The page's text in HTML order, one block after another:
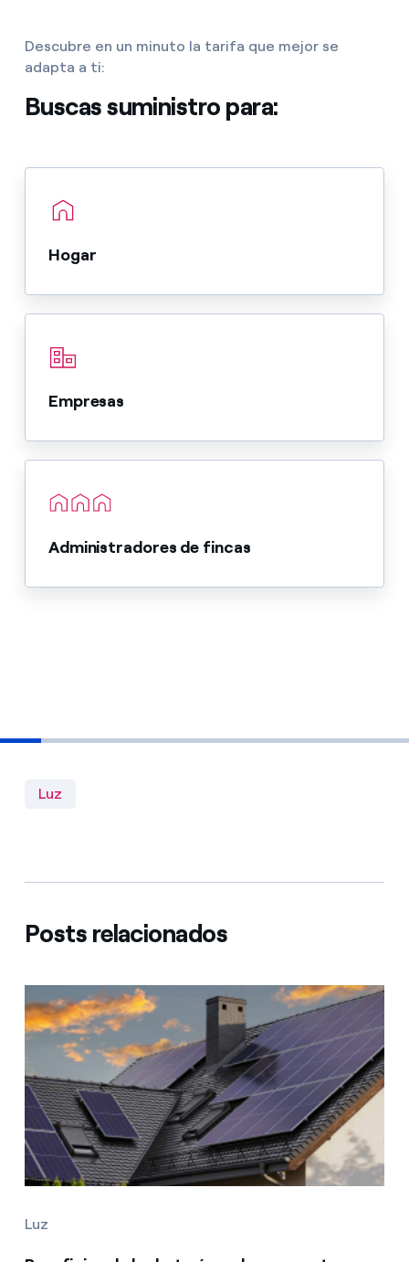
Descubre en un minuto la tarifa que mejor se
adapta a ti:
Buscas suministro para:
Hogar
Empresas
Administradores de fincas
Luz
Posts relacionados
Luz